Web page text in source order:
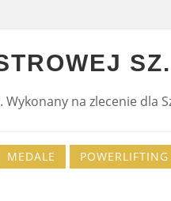
na zlecenie dla
MEDALE POWERLIFTING